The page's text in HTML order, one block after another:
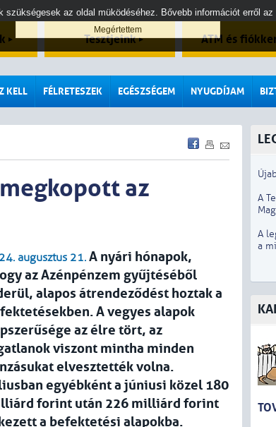
Tesztjeink ATM és
KELL FÉLRETESZEK EGÉSZSÉGEM NYUGDÍJAM
az
augusztus 21. A nyári hónapok,
az Azénpénzem gyűjtéséből
alapos átrendeződést hoztak a
A vegyes alapok
az élre tört, az
viszont mintha minden
elvesztették volna.
egyébként a júniusi közel 180
forint után 226 milliárd forint
a befektetési alapokba.
A
A
a
az oldal müködéséhez. Bővebb információt erről az